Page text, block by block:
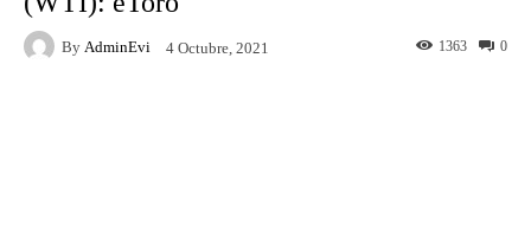
By AdminEvi 4 Octubre, 2021 0
1363